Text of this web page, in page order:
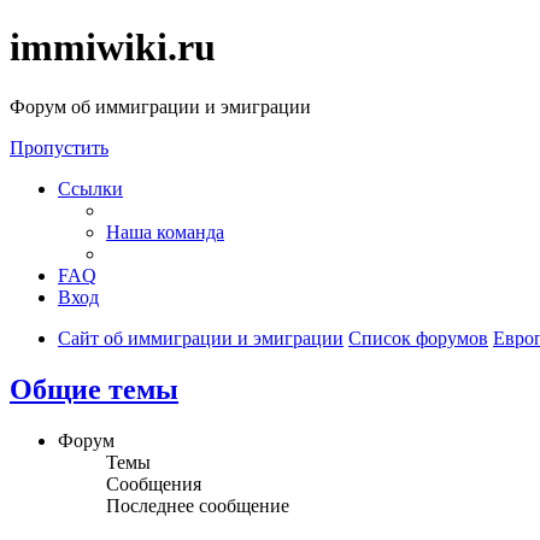
immiwiki.ru
Форум об иммиграции и эмиграции
Пропустить
Ссылки
Наша команда
FAQ
Вход
Сайт об иммиграции и эмиграции Список форумов
Общие темы
Форум
Темы
Сообщения
Последнее сообщение